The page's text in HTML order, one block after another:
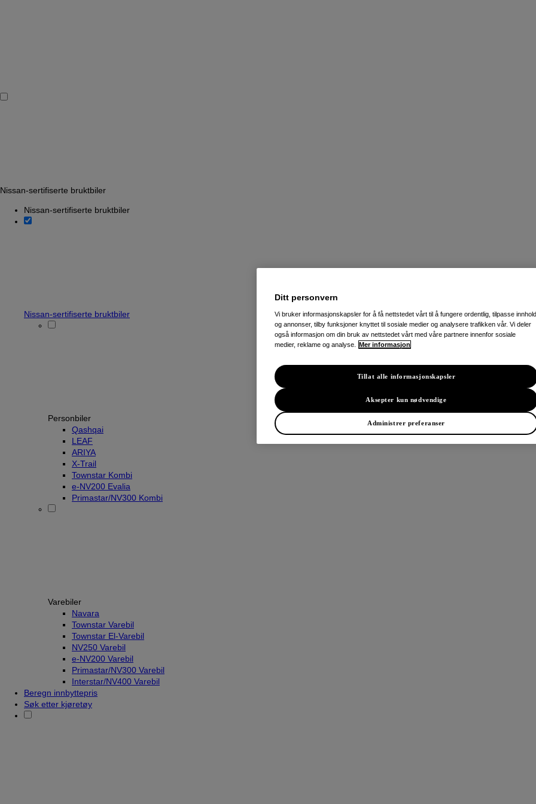
Nissan-sertifiserte bruktbiler
Nissan-sertifiserte bruktbiler
Nissan-sertifiserte bruktbiler
Personbiler
Qashqai
LEAF
ARIYA
X-Trail
Townstar Kombi
e-NV200 Evalia
Primastar/NV300 Kombi
Varebiler
Navara
Townstar Varebil
Townstar El-Varebil
NV250 Varebil
e-NV200 Varebil
Primastar/NV300 Varebil
Interstar/NV400 Varebil
Beregn innbyttepris
Søk etter kjøretøy
Ditt personvern
Vi bruker informasjonskapsler for å få nettstedet vårt til å fungere ordentlig, tilpasse innhold
og annonser, tilby funksjoner knyttet til sosiale medier og analysere trafikken vår. Vi deler
også informasjon om din bruk av nettstedet vårt med våre partnere innenfor sosiale
medier, reklame og analyse.
Mer informasjon
Administrer preferanser
Aksepter kun nødvendige
Tillat alle informasjonskapsler